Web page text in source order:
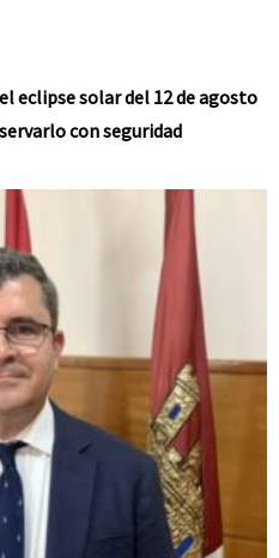
eclipse solar del 12 de agosto
con seguridad